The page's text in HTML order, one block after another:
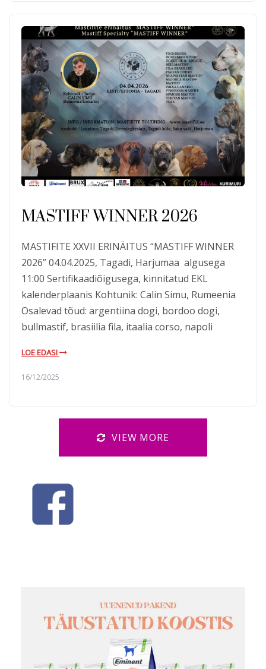
MASTIFF WINNER 2026
MASTIFITE XXVII ERINÄITUS “MASTIFF WINNER
2026” 04.04.2025, Tagadi, Harjumaa algusega
11:00 Sertifikaadiõigusega, kinnitatud EKL
kalenderplaanis Kohtunik: Calin Simu, Rumeenia
Osalevad tõud: argentiina dogi, bordoo dogi,
bullmastif, brasiilia fila, itaalia corso, napoli
LOE EDASI
16/12/2025
VIEW MORE